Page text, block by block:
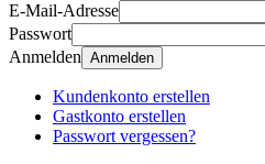
E-Mail-Adresse
Passwort
Anmelden Anmelden
Kundenkonto erstellen
Gastkonto erstellen
Passwort vergessen?